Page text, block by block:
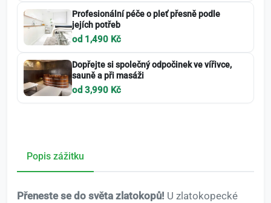
Profesionální péče o pleť přesně podle
jejích potřeb
od 1,490 Kč
Dopřejte si společný odpočinek ve vířivce,
sauně a při masáži
od 3,990 Kč
Popis zážitku
Přeneste se do světa zlatokopů! U zlatokopecké